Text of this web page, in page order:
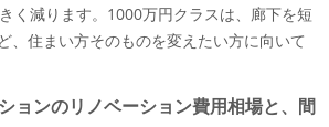
く減ります。1000万円クラスは、廊下を短
、住まい方そのものを変えたい方に向いて
ョンのリノベーション費用相場と、間